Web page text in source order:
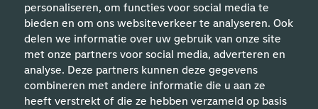
personaliseren, om functies voor social media te
bieden en om ons websiteverkeer te analyseren. Ook
delen we informatie over uw gebruik van onze site
met onze partners voor social media, adverteren en
analyse. Deze partners kunnen deze gegevens
combineren met andere informatie die u aan ze
heeft verstrekt of die ze hebben verzameld op basis
Handige links